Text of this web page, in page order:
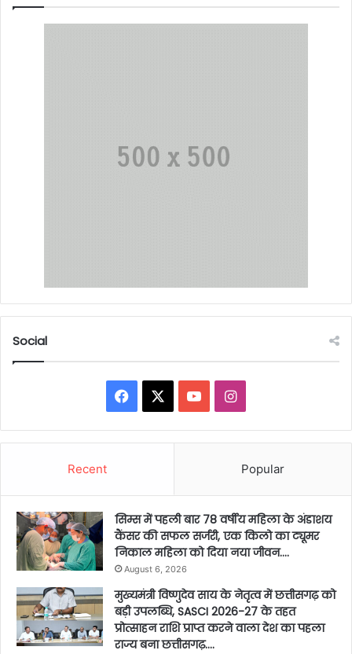
Social
Facebook YouTubeInstagram
Recent Popular
सिम्स में पहली बार 78 वर्षीय महिला के अंडाशय
कैंसर की सफल सर्जरी, एक किलो का ट्यूमर
निकाल महिला को दिया नया जीवन….
August 6, 2026
मुख्यमंत्री विष्णुदेव साय के नेतृत्व में छत्तीसगढ़ को
बड़ी उपलब्धि, SASCI 2026-27 के तहत
प्रोत्साहन राशि प्राप्त करने वाला देश का पहला
राज्य बना छत्तीसगढ़….